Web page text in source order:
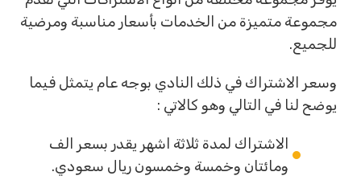
مجموعة متميزة من الخدمات بأسعار مناسبة ومرضية
للجميع.
وسعر الاشتراك في ذلك النادي بوجه عام يتمثل فيما
يوضح لنا في التالي وهو كالاتي :
الاشتراك لمدة ثلاثة اشهر يقدر بسعر الف
ومائتان وخمسة وخمسون ريال سعودي.